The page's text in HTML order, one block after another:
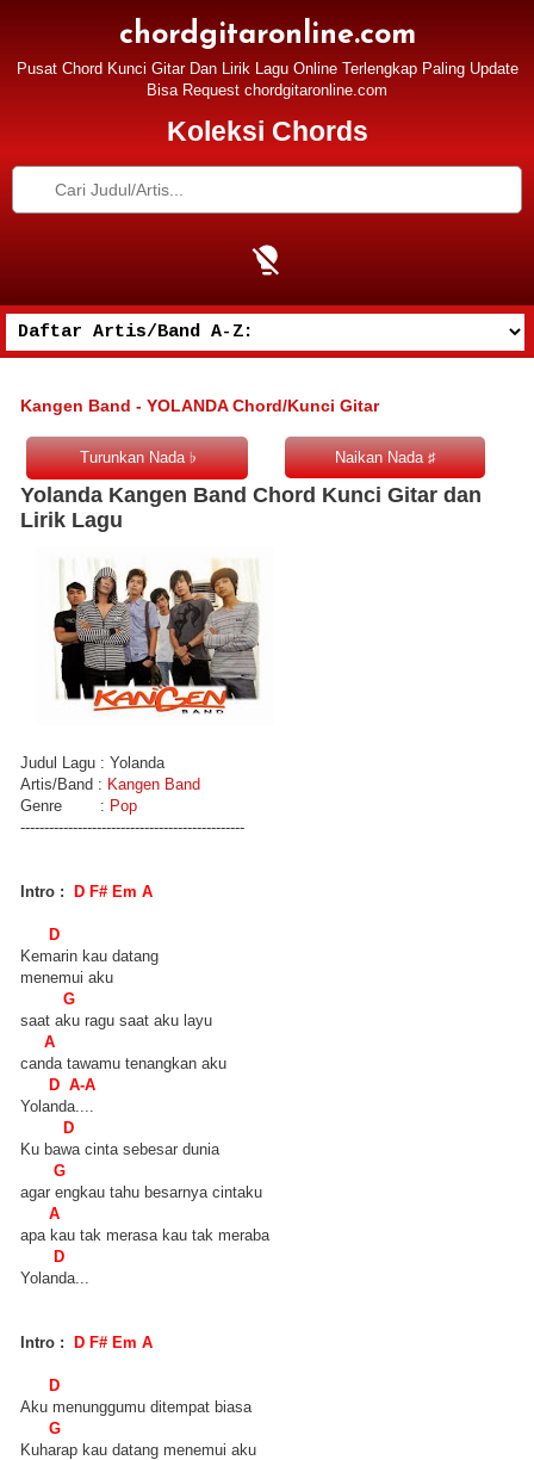
chordgitaronline.com
Pusat Chord Kunci Gitar Dan Lirik Lagu Online Terlengkap Paling Update
Bisa Request chordgitaronline.com
Koleksi Chords
Kangen Band - YOLANDA Chord/Kunci Gitar
Yolanda Kangen Band Chord Kunci Gitar dan
Lirik Lagu
Judul Lagu : Yolanda
Artis/Band : Kangen Band
Genre : Pop
-----------------------------------------------
Intro : D F# Em A
D
Kemarin kau datang
menemui aku
G
saat aku ragu saat aku layu
A
canda tawamu tenangkan aku
D A-A
Yolanda....
D
Ku bawa cinta sebesar dunia
G
agar engkau tahu besarnya cintaku
A
apa kau tak merasa kau tak meraba
D
Yolanda...
Intro : D F# Em A
D
Aku menunggumu ditempat biasa
G
Kuharap kau datang menemui aku